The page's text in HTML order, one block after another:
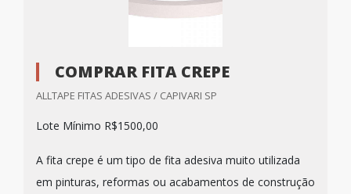
COMPRAR FITA CREPE
ALLTAPE FITAS ADESIVAS / CAPIVARI SP
Lote Mínimo R$1500,00
A fita crepe é um tipo de fita adesiva muito utilizada
em pinturas, reformas ou acabamentos de construção